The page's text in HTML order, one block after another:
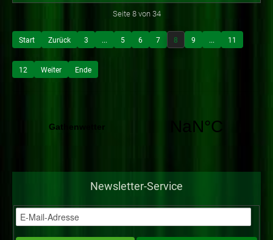
Seite 8 von 34
Start Zurück 3 ... 5 6 7 8 9 ... 11
12 Weiter Ende
Newsletter-Service